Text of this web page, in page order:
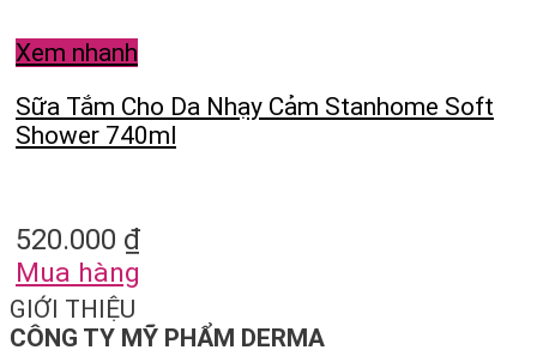
Xem nhanh
Sữa Tắm Cho Da Nhạy Cảm Stanhome Soft
Shower 740ml
520.000 ₫
Mua hàng
GIỚI THIỆU
CÔNG TY MỸ PHẨM DERMA